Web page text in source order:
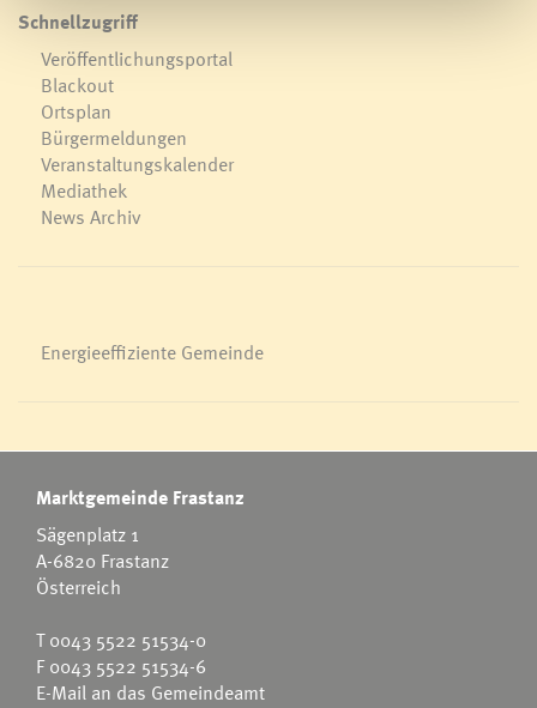
Schnellzugriff
Veröffentlichungsportal
Blackout
Ortsplan
Bürgermeldungen
Veranstaltungskalender
Mediathek
News Archiv
Energieeffiziente Gemeinde
Marktgemeinde Frastanz
Sägenplatz 1
A-6820 Frastanz
Österreich
T0043 5522 51534-0
F 0043 5522 51534-6
E-Mail an das Gemeindeamt